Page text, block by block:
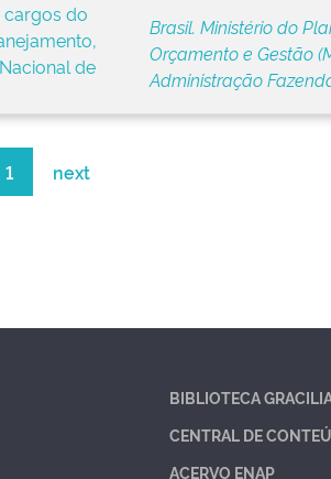
do
de
Brasil. Ministério do
Orçamento e Gestão
Administração
1 next
BIBLIOTECA
CENTRAL DE
ACERVO ENAP